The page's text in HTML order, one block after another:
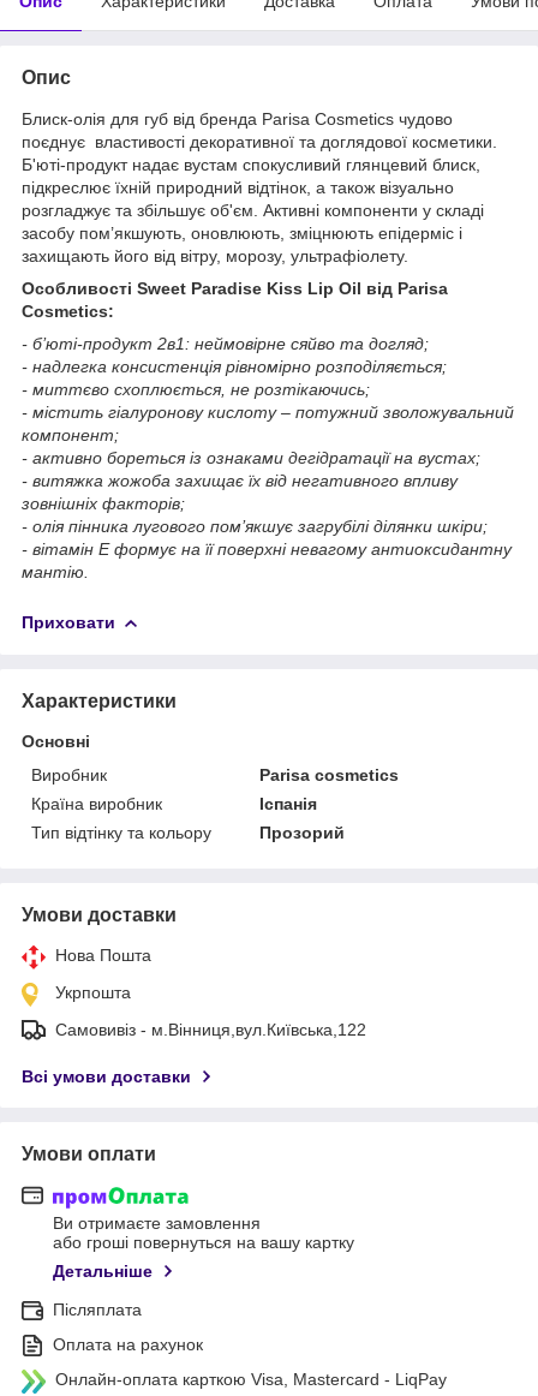
Опис
Блиск-олія для губ від бренда Parisa Cosmetics чудово
поєднує властивості декоративної та доглядової косметики.
Б'юті-продукт надає вустам спокусливий глянцевий блиск,
підкреслює їхній природний відтінок, а також візуально
розгладжує та збільшує об'єм. Активні компоненти у складі
засобу пом’якшують, оновлюють, зміцнюють епідерміс і
захищають його від вітру, морозу, ультрафіолету.
Особливості Sweet Paradise Kiss Lip Oil від Parisa
Cosmetics:
- б’юті-продукт 2в1: неймовірне сяйво та догляд;
- надлегка консистенція рівномірно розподіляється;
- миттєво схоплюється, не розтікаючись;
- містить гіалуронову кислоту – потужний зволожувальний
компонент;
- активно бореться із ознаками дегідратації на вустах;
- витяжка жожоба захищає їх від негативного впливу
зовнішніх факторів;
- олія пінника лугового пом’якшує загрубілі ділянки шкіри;
- вітамін Е формує на її поверхні невагому антиоксидантну
мантію.
Приховати
Характеристики
Основні
Виробник
Parisa cosmetics
Країна виробник
Іспанія
Тип відтінку та кольору
Прозорий
Умови доставки
Нова Пошта
Укрпошта
Самовивіз - м.Вінниця,вул.Київська,122
Всі умови доставки
Умови оплати
Ви отримаєте замовлення
або гроші повернуться на вашу картку
Детальніше
Післяплата
Оплата на рахунок
Онлайн-оплата карткою Visa, Mastercard - LiqPay